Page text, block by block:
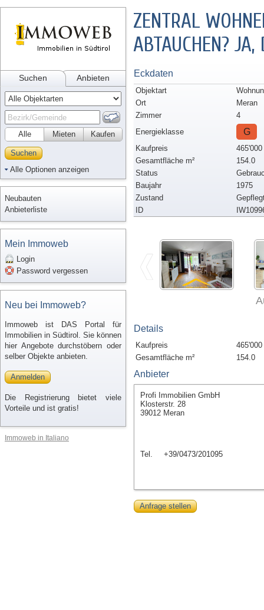
Suchen Anbieten
Alle Kaufen
Mieten
Suchen
Alle Optionen anzeigen
Neubauten
Anbieterliste
Mein Immoweb
Login
Password vergessen
Neu bei Immoweb?
Immoweb ist DAS Portal für
Immobilien in Südtirol. Sie können
hier Angebote durchstöbern oder
selber Objekte anbieten.
Anmelden
Die Registrierung bietet viele
Vorteile und ist gratis!
Immoweb in Italiano
ZENTRAL
ABTAUCHEN? JA,
Eckdaten
Objektart
Ort
Meran
Zimmer
4
Energieklasse
G
Kaufpreis
465'000
Gesamtfläche m²
154.0
Status
Baujahr
1975
Zustand
ID
Details
Kaufpreis
465'000
Gesamtfläche m²
154.0
Anbieter
Profi Immobilien GmbH
Klosterstr. 28
39012 Meran
Tel. +39/0473/201095
Anfrage stellen